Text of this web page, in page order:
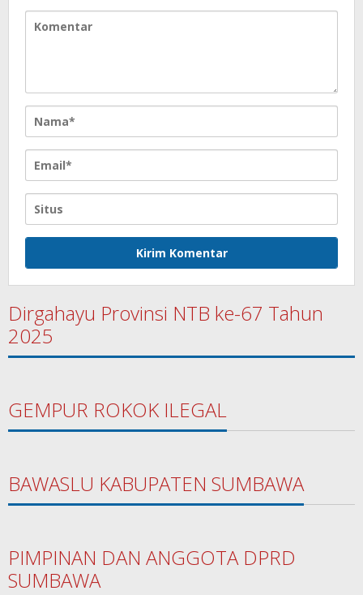
Dirgahayu Provinsi NTB ke-67 Tahun
2025
GEMPUR ROKOK ILEGAL
BAWASLU KABUPATEN SUMBAWA
PIMPINAN DAN ANGGOTA DPRD
SUMBAWA